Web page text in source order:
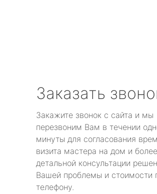
Заказать
Закажите звонок с сайта и мы
перезвоним Вам в течении
минуты для согласования
визита мастера на дом и более
детальной консультации
Вашей проблемы и стоимости
телефону.